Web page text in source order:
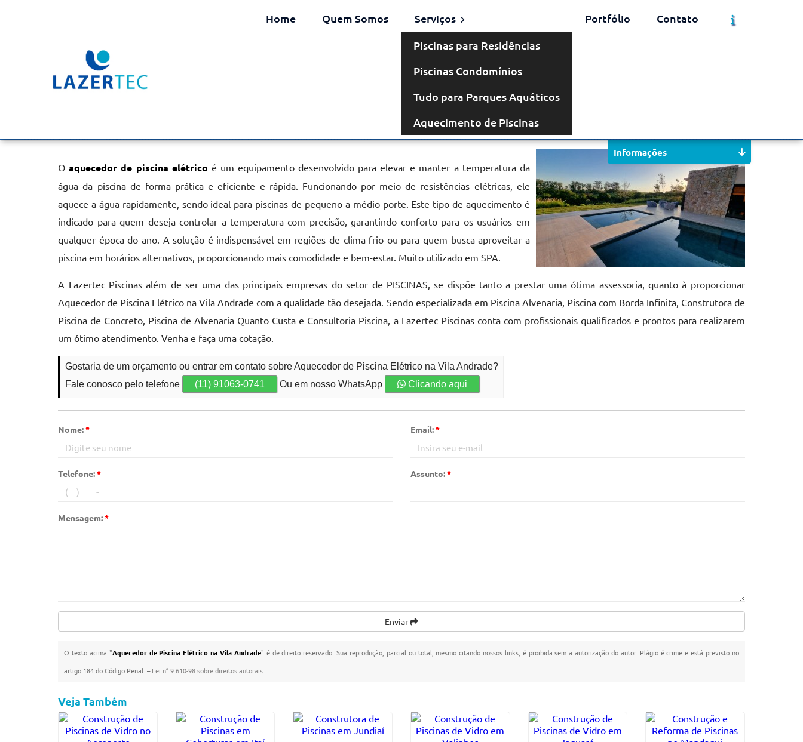
Home Quem Somos
Serviços
Piscinas para Residências
Piscinas Condomínios
Tudo para Parques Aquáticos
Aquecimento de Piscinas
Portfólio Contato
Aquecedor de Piscina Elétrico na Vila
Solicite um Orçamento
Oaquecedor de piscina elétrico é um equipamento desenvolvido para elevar e manter a temperatura da
água da piscina de forma prática e eficiente e rápida. Funcionando por meio de resistências elétricas, ele
aquece a água rapidamente, sendo ideal para piscinas de pequeno a médio porte. Este tipo de aquecimento é
indicado para quem deseja controlar a temperatura com precisão, garantindo conforto para os usuários em
qualquer época do ano. A solução é indispensável em regiões de clima frio ou para quem busca aproveitar a
piscina em horários alternativos, proporcionando mais comodidade e bem-estar. Muito utilizado em SPA.
A Lazertec Piscinas além de ser uma das principais empresas do setor de PISCINAS, se dispõe tanto a prestar uma ótima assessoria, quanto à proporcionar
Aquecedor de Piscina Elétrico na Vila Andrade com a qualidade tão desejada. Sendo especializada em Piscina Alvenaria, Piscina com Borda Infinita, Construtora de
Piscina de Concreto, Piscina de Alvenaria Quanto Custa e Consultoria Piscina, a Lazertec Piscinas conta com profissionais qualificados e prontos para realizarem
um ótimo atendimento. Venha e faça uma cotação.
Gostaria de um orçamento ou entrar em contato sobre Aquecedor de Piscina Elétrico na Vila Andrade?
Fale conosco pelo telefone
(11) 91063-0741 Ou em nosso WhatsApp Clicando aqui
Nome:* Email:*
Telefone:* Assunto:*
Mensagem:*
Enviar
O texto acima "Aquecedor de Piscina Elétrico na Vila Andrade" é de direito reservado. Sua reprodução, parcial ou total, mesmo citando nossos links, é proibida sem a autorização do autor. Plágio é crime e está previsto no
artigo 184 do Código Penal. –Lei n° 9.610-98 sobre direitos autorais
Informações
Veja Também